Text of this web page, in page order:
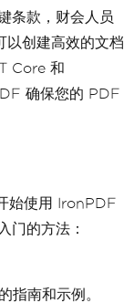
条款，财会人员
以创建高效的文档
Core 和
确保您的 PDF
始使用 IronPDF
门的方法：
指南和示例。